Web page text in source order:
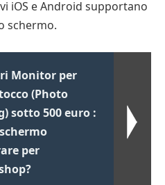
iOS e Android supportano
schermo.
Monitor per
(Photo
sotto 500 euro :
per